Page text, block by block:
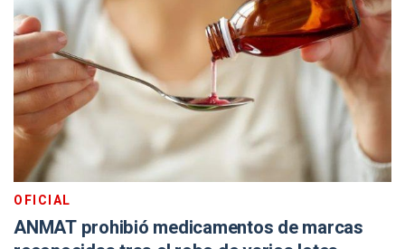
OFICIAL
ANMAT prohibió medicamentos de marcas